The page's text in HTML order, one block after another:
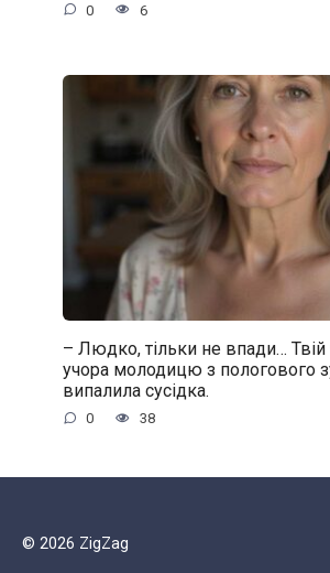
0 6
– Людко, тільки не впади… Твій
учора молодицю з пологового
випалила сусідка.
0 38
© 2026 ZigZag